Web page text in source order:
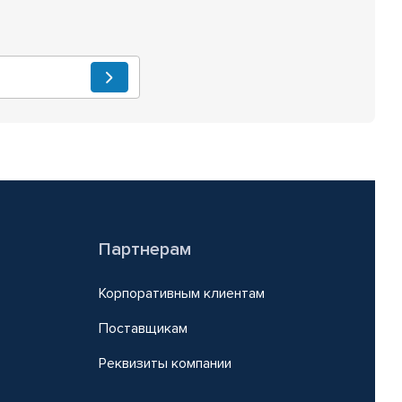
Партнерам
Корпоративным клиентам
Поставщикам
Реквизиты компании